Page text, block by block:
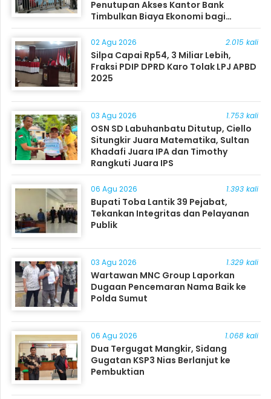
Penutupan Akses Kantor Bank
Timbulkan Biaya Ekonomi bagi
Masyarakat
02 Agu 2026 2.015 kali
Silpa Capai Rp54, 3 Miliar Lebih,
Fraksi PDIP DPRD Karo Tolak LPJ APBD
2025
03 Agu 2026 1.753 kali
OSN SD Labuhanbatu Ditutup, Ciello
Situngkir Juara Matematika, Sultan
Khadafi Juara IPA dan Timothy
Rangkuti Juara IPS
06 Agu 2026 1.393 kali
Bupati Toba Lantik 39 Pejabat,
Tekankan Integritas dan Pelayanan
Publik
03 Agu 2026 1.329 kali
Wartawan MNC Group Laporkan
Dugaan Pencemaran Nama Baik ke
Polda Sumut
06 Agu 2026 1.068 kali
Dua Tergugat Mangkir, Sidang
Gugatan KSP3 Nias Berlanjut ke
Pembuktian